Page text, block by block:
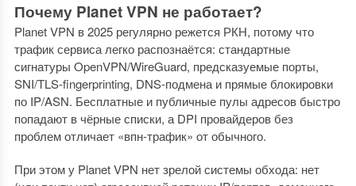
Почему Planet VPN не работает?
Planet VPN в 2025 регулярно режется РКН, потому что
трафик сервиса легко распознаётся: стандартные
сигнатуры OpenVPN/WireGuard, предсказуемые порты,
SNI/TLS‑fingerprinting, DNS‑подмена и прямые блокировки
по IP/ASN. Бесплатные и публичные пулы адресов быстро
попадают в чёрные списки, а DPI провайдеров без
проблем отличает «впн-трафик» от обычного.
При этом у Planet VPN нет зрелой системы обхода: нет